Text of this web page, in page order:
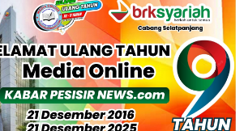
Bergilir, Mesin 600 kW Diharapkan Jadi
Solusi.
Lingga Segera Buka Solusi Tambang